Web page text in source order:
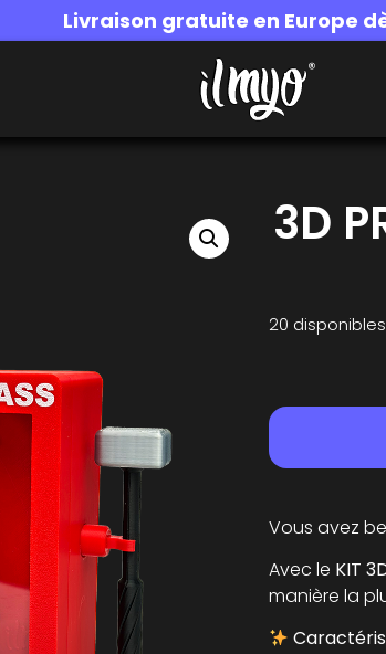
Livraison gratuite en Europe
3D
20 disponibles
Vous avez
Avec le KIT
manière la